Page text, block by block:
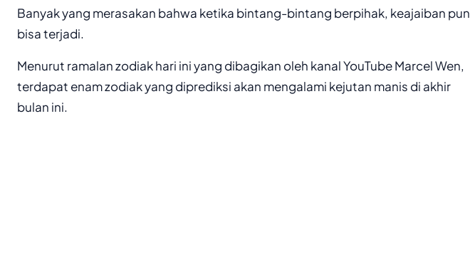
Banyak yang merasakan bahwa ketika bintang-bintang berpihak, keajaiban pun
bisa terjadi.
Menurut ramalan zodiak hari ini yang dibagikan oleh kanal YouTube Marcel Wen,
terdapat enam zodiak yang diprediksi akan mengalami kejutan manis di akhir
bulan ini.